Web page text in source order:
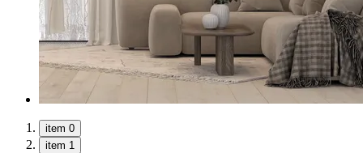
item 0
item 1